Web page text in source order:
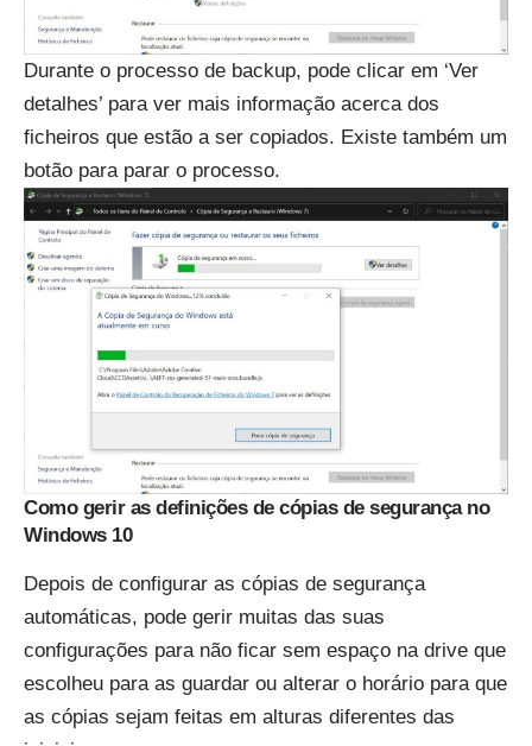
Durante o processo de backup, pode clicar em ‘Ver
detalhes’ para ver mais informação acerca dos
ficheiros que estão a ser copiados. Existe também um
botão para parar o processo.
Como gerir as definições de cópias de segurança no
Windows 10
Depois de configurar as cópias de segurança
automáticas, pode gerir muitas das suas
configurações para não ficar sem espaço na drive que
escolheu para as guardar ou alterar o horário para que
as cópias sejam feitas em alturas diferentes das